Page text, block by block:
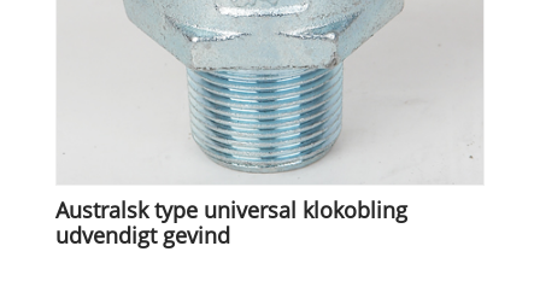
Australsk type universal klokobling
udvendigt gevind